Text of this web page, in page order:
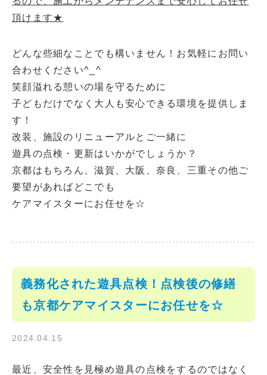
頂けます★
どんな些細なことでも構いません！お気軽にお問い
合わせください^_^
笑顔溢れる憩いの場を守るために
子どもだけでなく大人も安心できる環境を提供しま
す！
改装、施設のリニューアルとご一緒に
遊具の点検・更新はいかがでしょうか？
京都はもちろん、滋賀、大阪、奈良、三重その他ご
要望があればどこでも
ケアマイスターにお任せを☆
義務化された遊具点検！点検後の修繕
も京都ケアマイスターにお任せを☆
2024.04.15
最近、安全性を見極め遊具の点検をするのではなく